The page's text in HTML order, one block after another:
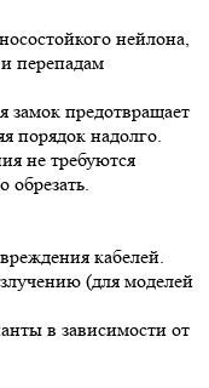
нейлона,
перепадам
предотвращает
порядок надолго.
не требуются
кабелей.
(для моделей
в зависимости от